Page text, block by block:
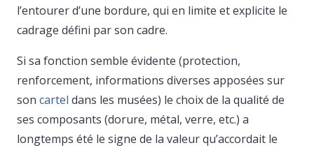
l’entourer d’une bordure, qui en limite et explicite le
cadrage défini par son cadre.
Si sa fonction semble évidente (protection,
renforcement, informations diverses apposées sur
son cartel dans les musées) le choix de la qualité de
ses composants (dorure, métal, verre, etc.) a
longtemps été le signe de la valeur qu’accordait le